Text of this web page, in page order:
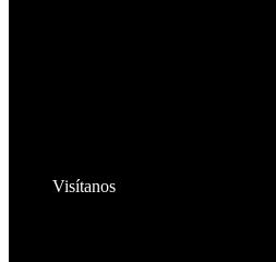
Visítanos